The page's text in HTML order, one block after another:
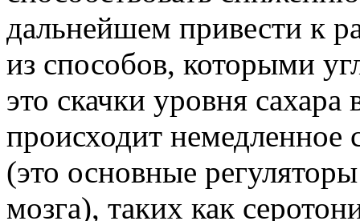
дальнейшем привести к
из способов, которыми
это скачки уровня
происходит немедленное
(это основные
мозга), таких как